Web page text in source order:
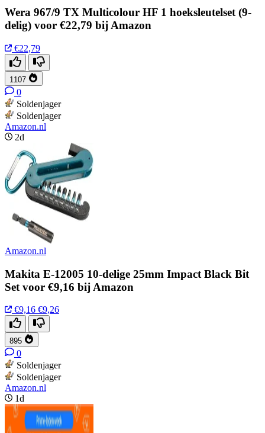
Wera 967/9 TX Multicolour HF 1 hoeksleutelset (9-
delig) voor €22,79 bij Amazon
€22,79
1107
0
Soldenjager
Soldenjager
Amazon.nl
2d
Amazon.nl
Makita E-12005 10-delige 25mm Impact Black Bit
Set voor €9,16 bij Amazon
€9,16 €9,26
895
0
Soldenjager
Soldenjager
Amazon.nl
1d